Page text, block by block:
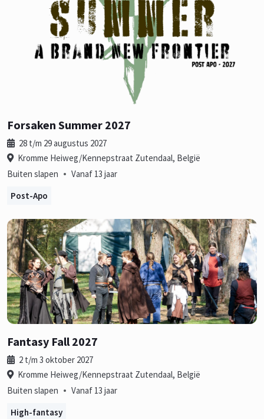
Forsaken Summer 2027
28 t/m 29 augustus 2027
Kromme Heiweg/Kennepstraat Zutendaal, België
Buiten slapen • Vanaf 13 jaar
Post-Apo
Fantasy Fall 2027
2 t/m 3 oktober 2027
Kromme Heiweg/Kennepstraat Zutendaal, België
Buiten slapen • Vanaf 13 jaar
High-fantasy